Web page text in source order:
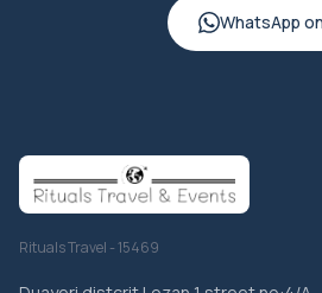
WhatsApp
Rituals Travel - 15469